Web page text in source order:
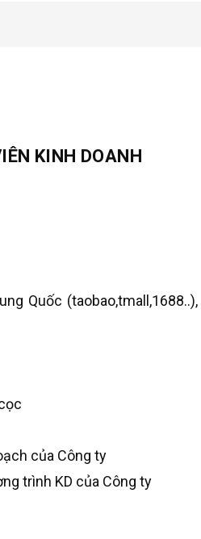
KINH DOANH
Quốc
của Công ty
trình KD của Công ty